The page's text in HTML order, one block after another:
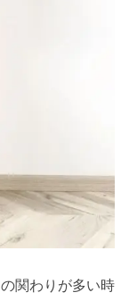
関わりが多い時